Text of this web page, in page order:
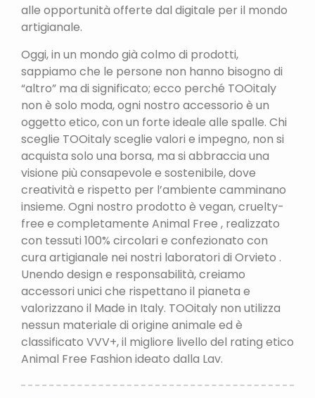
alle opportunità offerte dal digitale per il mondo
artigianale.
Oggi, in un mondo già colmo di prodotti,
sappiamo che le persone non hanno bisogno di
“altro” ma di significato; ecco perché TOOitaly
non è solo moda, ogni nostro accessorio è un
oggetto etico, con un forte ideale alle spalle. Chi
sceglie TOOitaly sceglie valori e impegno, non si
acquista solo una borsa, ma si abbraccia una
visione più consapevole e sostenibile, dove
creatività e rispetto per l’ambiente camminano
insieme. Ogni nostro prodotto è vegan, cruelty-
free e completamente Animal Free , realizzato
con tessuti 100% circolari e confezionato con
cura artigianale nei nostri laboratori di Orvieto .
Unendo design e responsabilità, creiamo
accessori unici che rispettano il pianeta e
valorizzano il Made in Italy. TOOitaly non utilizza
nessun materiale di origine animale ed è
classificato VVV+, il migliore livello del rating etico
Animal Free Fashion ideato dalla Lav.